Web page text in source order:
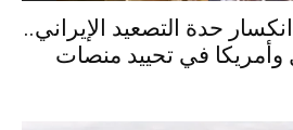
حدة التصعيد الإيراني..
في تحييد منصات